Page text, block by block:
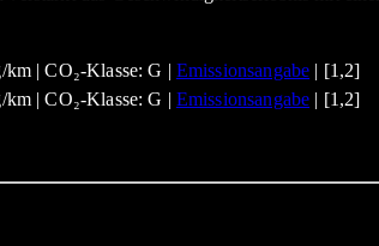
| CO₂-Klasse: G | Emissionsangabe | [1,2]
| CO₂-Klasse: G | Emissionsangabe | [1,2]